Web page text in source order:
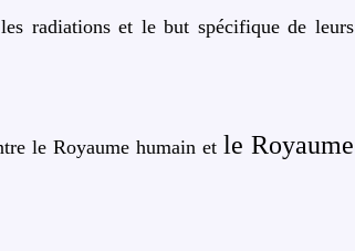
radiations et le but spécifique de leurs
le Royaume humain et le Royaume